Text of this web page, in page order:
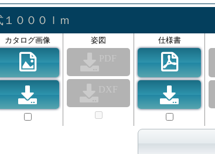
０００ｌｍ
カタログ画像 姿図
PDF
DXF
仕様書